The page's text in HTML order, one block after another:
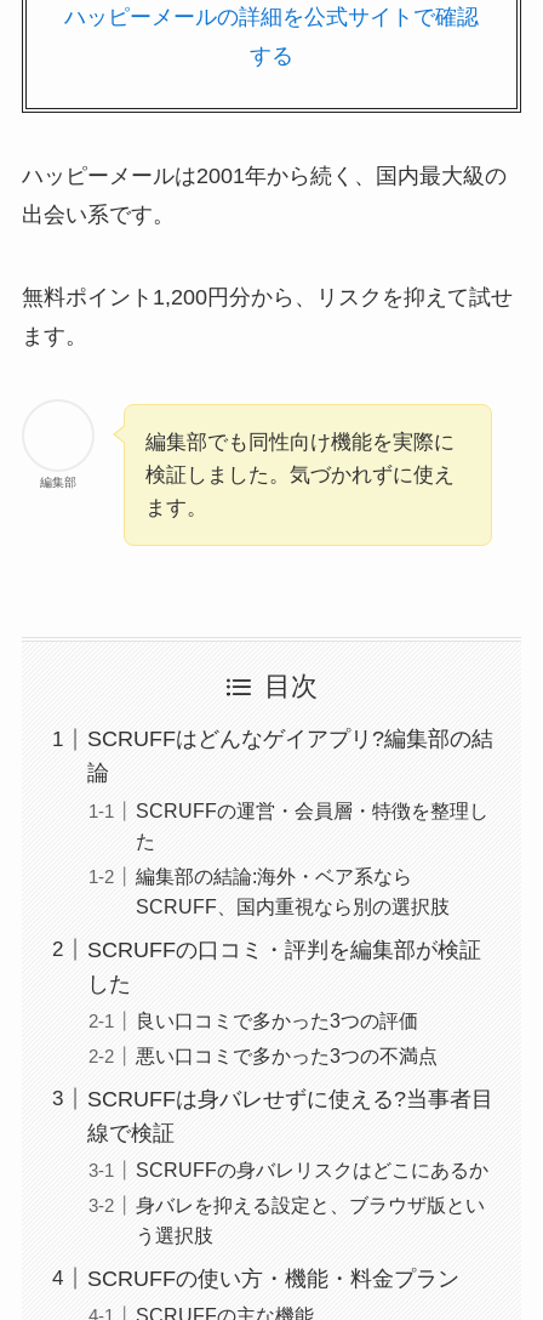
ハッピーメールの詳細を公式サイトで確認
する
ハッピーメールは2001年から続く、国内最大級の
出会い系です。
無料ポイント1,200円分から、リスクを抑えて試せ
ます。
編集部
編集部でも同性向け機能を実際に
検証しました。気づかれずに使え
ます。
目次
SCRUFFはどんなゲイアプリ?編集部の結
論
SCRUFFの運営・会員層・特徴を整理し
た
編集部の結論:海外・ベア系なら
SCRUFF、国内重視なら別の選択肢
SCRUFFの口コミ・評判を編集部が検証
した
良い口コミで多かった3つの評価
悪い口コミで多かった3つの不満点
SCRUFFは身バレせずに使える?当事者目
線で検証
SCRUFFの身バレリスクはどこにあるか
身バレを抑える設定と、ブラウザ版とい
う選択肢
SCRUFFの使い方・機能・料金プラン
SCRUFFの主な機能